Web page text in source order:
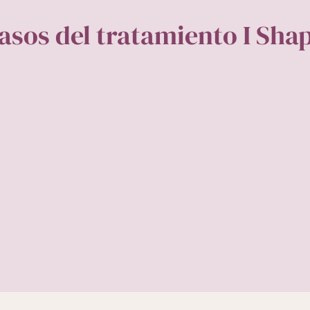
del tratamiento I